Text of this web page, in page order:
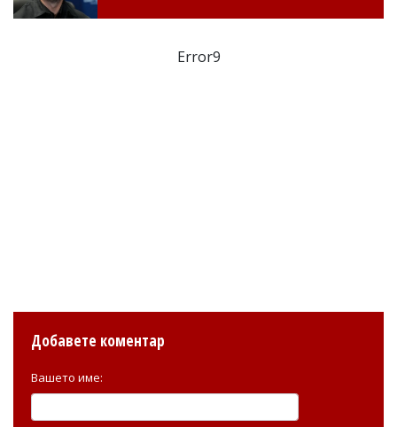
Error9
Добавете коментар
Вашето име: